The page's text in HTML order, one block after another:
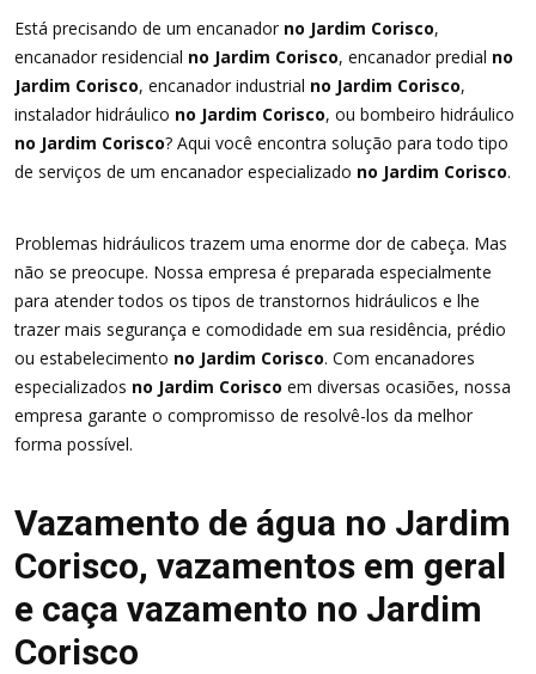
Está precisando de um encanador no Jardim Corisco,
encanador residencial no Jardim Corisco, encanador predial no
Jardim Corisco, encanador industrial no Jardim Corisco,
instalador hidráulico no Jardim Corisco, ou bombeiro hidráulico
no Jardim Corisco? Aqui você encontra solução para todo tipo
de serviços de um encanador especializado no Jardim Corisco.
Problemas hidráulicos trazem uma enorme dor de cabeça. Mas
não se preocupe. Nossa empresa é preparada especialmente
para atender todos os tipos de transtornos hidráulicos e lhe
trazer mais segurança e comodidade em sua residência, prédio
ou estabelecimento no Jardim Corisco. Com encanadores
especializados no Jardim Corisco em diversas ocasiões, nossa
empresa garante o compromisso de resolvê-los da melhor
forma possível.
Vazamento de água no Jardim
Corisco, vazamentos em geral
e caça vazamento no Jardim
Corisco